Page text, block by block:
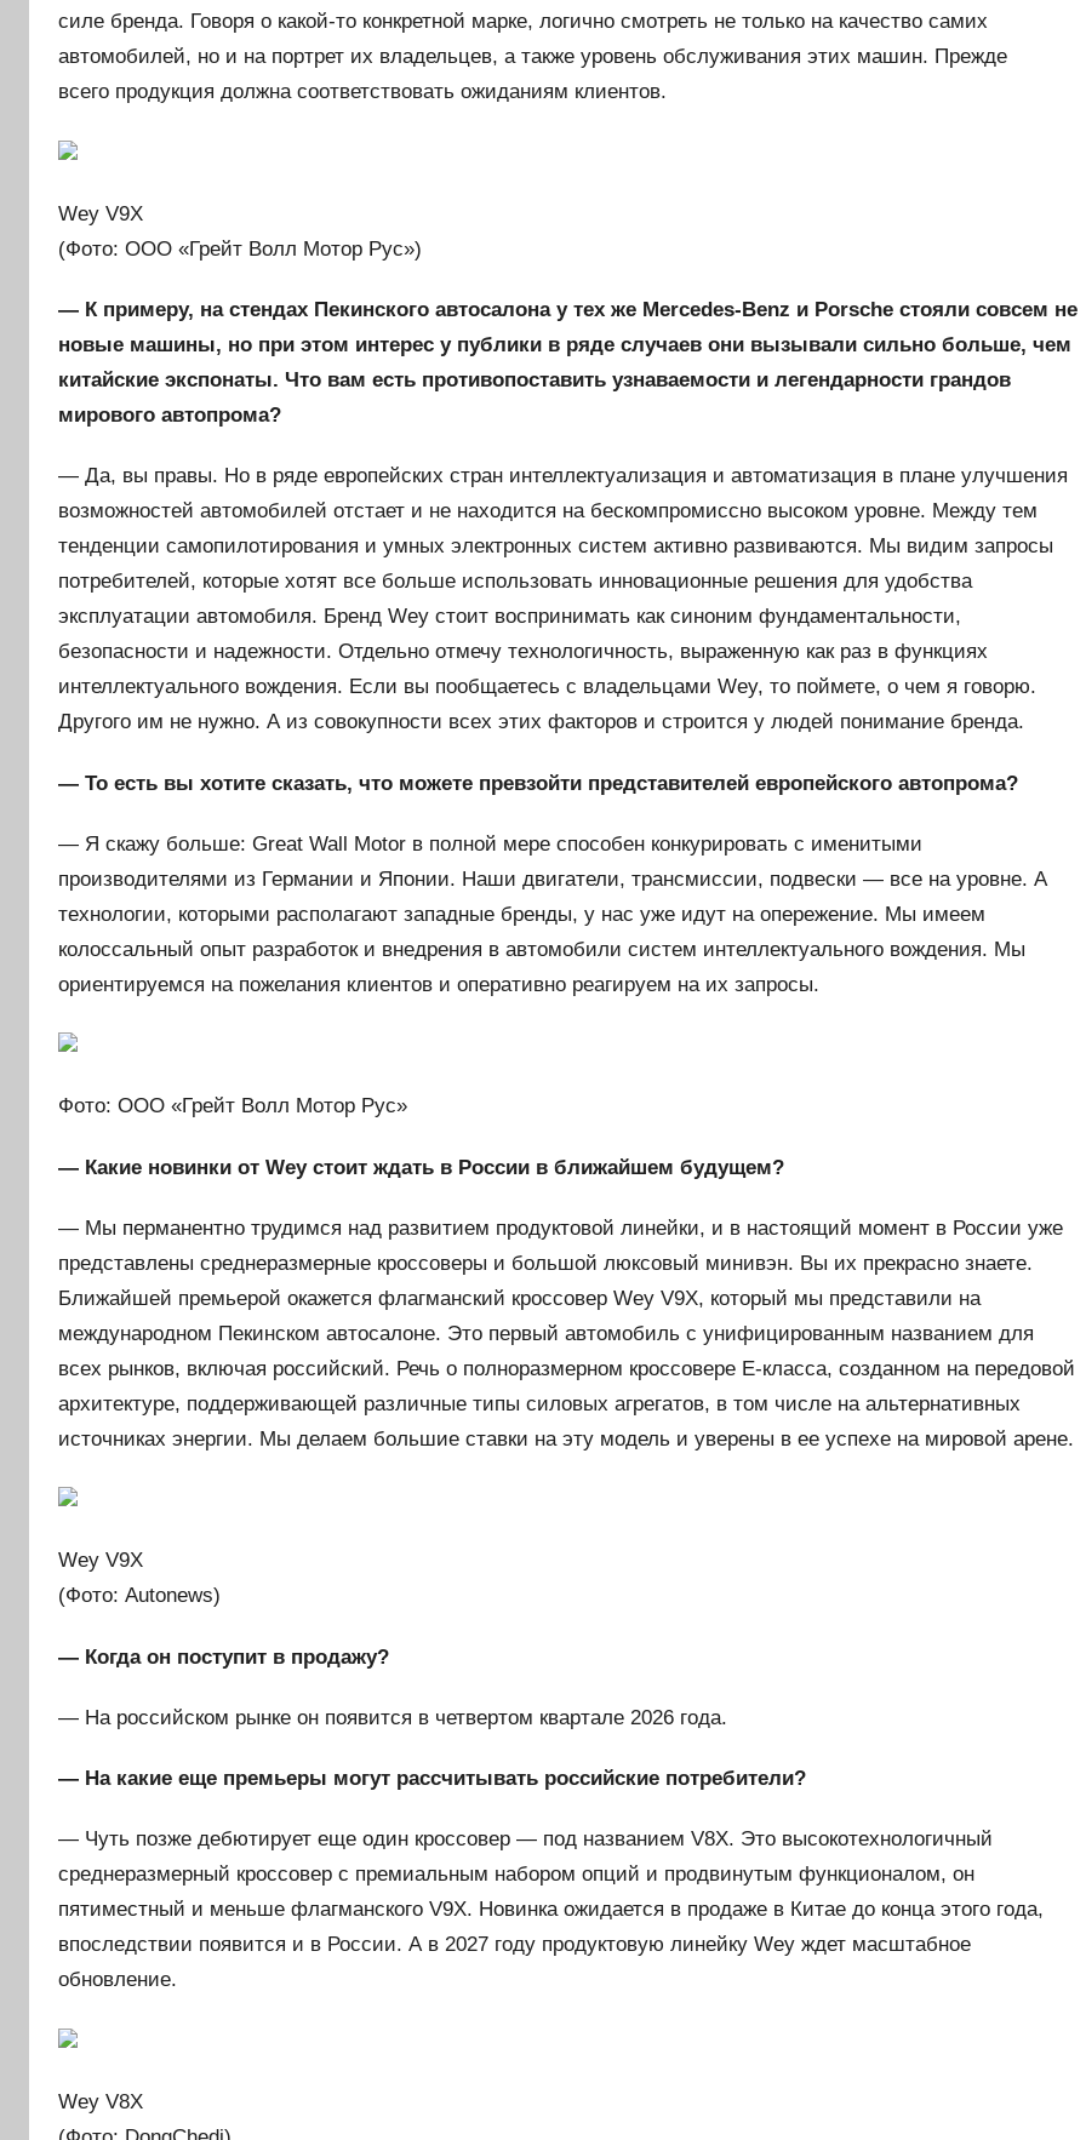
силе бренда. Говоря о какой-то конкретной марке, логично смотреть не только на качество самих
автомобилей, но и на портрет их владельцев, а также уровень обслуживания этих машин. Прежде
всего продукция должна соответствовать ожиданиям клиентов.
Wey V9X
(Фото: ООО «Грейт Волл Мотор Рус»)
— К примеру, на стендах Пекинского автосалона у тех же Mercedes-Benz и Porsche стояли совсем не
новые машины, но при этом интерес у публики в ряде случаев они вызывали сильно больше, чем
китайские экспонаты. Что вам есть противопоставить узнаваемости и легендарности грандов
мирового автопрома?
— Да, вы правы. Но в ряде европейских стран интеллектуализация и автоматизация в плане улучшения
возможностей автомобилей отстает и не находится на бескомпромиссно высоком уровне. Между тем
тенденции самопилотирования и умных электронных систем активно развиваются. Мы видим запросы
потребителей, которые хотят все больше использовать инновационные решения для удобства
эксплуатации автомобиля. Бренд Wey стоит воспринимать как синоним фундаментальности,
безопасности и надежности. Отдельно отмечу технологичность, выраженную как раз в функциях
интеллектуального вождения. Если вы пообщаетесь с владельцами Wey, то поймете, о чем я говорю.
Другого им не нужно. А из совокупности всех этих факторов и строится у людей понимание бренда.
— То есть вы хотите сказать, что можете превзойти представителей европейского автопрома?
— Я скажу больше: Great Wall Motor в полной мере способен конкурировать с именитыми
производителями из Германии и Японии. Наши двигатели, трансмиссии, подвески — все на уровне. А
технологии, которыми располагают западные бренды, у нас уже идут на опережение. Мы имеем
колоссальный опыт разработок и внедрения в автомобили систем интеллектуального вождения. Мы
ориентируемся на пожелания клиентов и оперативно реагируем на их запросы.
Фото: ООО «Грейт Волл Мотор Рус»
— Какие новинки от Wey стоит ждать в России в ближайшем будущем?
— Мы перманентно трудимся над развитием продуктовой линейки, и в настоящий момент в России уже
представлены среднеразмерные кроссоверы и большой люксовый минивэн. Вы их прекрасно знаете.
Ближайшей премьерой окажется флагманский кроссовер Wey V9X, который мы представили на
международном Пекинском автосалоне. Это первый автомобиль с унифицированным названием для
всех рынков, включая российский. Речь о полноразмерном кроссовере Е-класса, созданном на передовой
архитектуре, поддерживающей различные типы силовых агрегатов, в том числе на альтернативных
источниках энергии. Мы делаем большие ставки на эту модель и уверены в ее успехе на мировой арене.
Wey V9X
(Фото: Autonews)
— Когда он поступит в продажу?
— На российском рынке он появится в четвертом квартале 2026 года.
— На какие еще премьеры могут рассчитывать российские потребители?
— Чуть позже дебютирует еще один кроссовер — под названием V8X. Это высокотехнологичный
среднеразмерный кроссовер с премиальным набором опций и продвинутым функционалом, он
пятиместный и меньше флагманского V9Х. Новинка ожидается в продаже в Китае до конца этого года,
впоследствии появится и в России. А в 2027 году продуктовую линейку Wey ждет масштабное
обновление.
Wey V8Х